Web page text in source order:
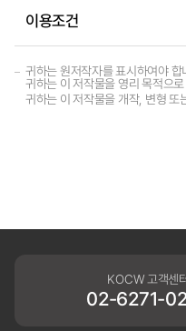
이용조건
귀하는 원저작자를 표시하여야 합
귀하는 이 저작물을 영리 목적으
귀하는 이 저작물을 개작, 변형 또
KOCW 고객센
02-6271-